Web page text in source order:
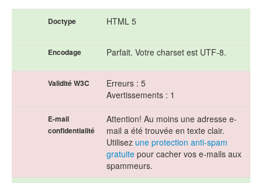
Doctype HTML 5
Encodage Parfait. Votre charset est UTF-8.
Validité W3C
Erreurs : 5
Avertissements : 1
E-mail
confidentialité
Attention! Au moins une adresse e-
mail a été trouvée en texte clair.
Utilisez une protection anti-spam
gratuite pour cacher vos e-mails aux
spammeurs.